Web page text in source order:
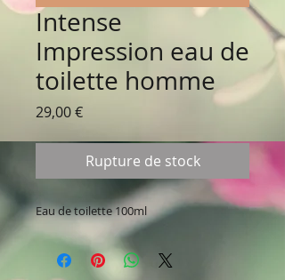
Intense
Impression eau de
toilette homme
29,00 €Prix
Rupture de stock
Eau de toilette 100ml